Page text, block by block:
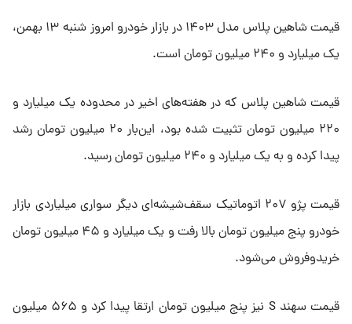
قیمت شاهین پلاس مدل ۱۴۰۳ در بازار خودرو امروز شنبه ۱۳ بهمن،
یک میلیارد و ۲۴۰ میلیون تومان است.
قیمت شاهین پلاس که در هفته‌های اخیر در محدوده یک میلیارد و
۲۲۰ میلیون تومان تثبیت شده بود، این‌بار ۲۰ میلیون تومان رشد
پیدا کرده و به یک میلیارد و ۲۴۰ میلیون تومان رسید.
قیمت پژو ۲۰۷ اتوماتیک سقف‌شیشه‌ای دیگر سواری میلیاردی بازار
خودرو پنج میلیون تومان بالا رفت و یک میلیارد و ۴۵ میلیون تومان
خریدوفروش می‌شود.
قیمت سهند S نیز پنج میلیون تومان ارتقا پیدا کرد و ۵۶۵ میلیون